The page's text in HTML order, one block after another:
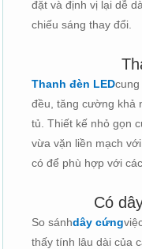
đặt và định vị lại dễ
chiếu sáng thay đổi.
Thanh đèn LED
đều, tăng cường khả
tủ. Thiết kế nhỏ gọn
vừa vặn liền mạch
có để phù hợp với
Có
So sánhdây cứng
thấy tính lâu dài của